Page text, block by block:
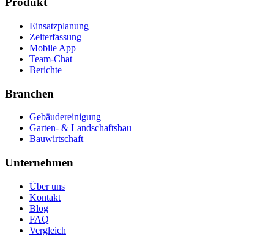
Einsatzplanung
Zeiterfassung
Mobile App
Team-Chat
Berichte
Branchen
Gebäudereinigung
Garten- & Landschaftsbau
Bauwirtschaft
Unternehmen
Über uns
Kontakt
Blog
FAQ
Vergleich